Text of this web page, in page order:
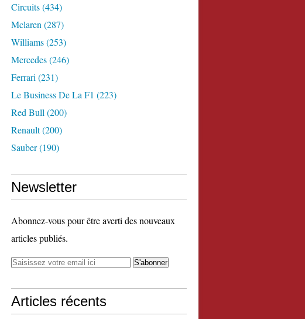
Circuits(434)
Mclaren (287)
Williams(253)
Mercedes(246)
Ferrari (231)
Le Business De La F1 (223)
Red Bull (200)
Renault(200)
Sauber(190)
Newsletter
Abonnez-vous pour être averti des nouveaux
articles publiés.
Articles récents